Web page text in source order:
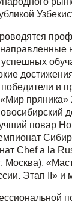
победители и
пряника»
повар
Chef a la
Москва),
Этап II» и